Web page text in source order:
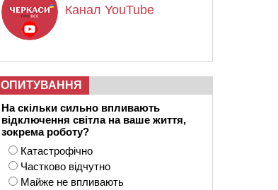
Канал YouTube
ОПИТУВАННЯ
На скільки сильно впливають
відключення світла на ваше життя,
зокрема роботу?
Катастрофічно
Частково відчутно
Майже не впливають